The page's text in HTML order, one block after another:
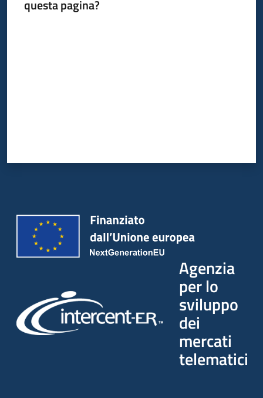
questa pagina?
Agenzia
per lo
sviluppo
dei
mercati
telematici